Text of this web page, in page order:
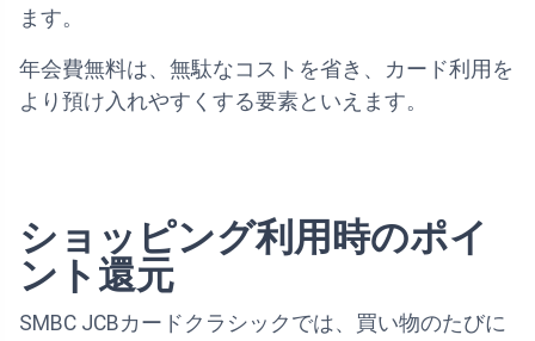
ます。
年会費無料は、無駄なコストを省き、カード利用を
より預け入れやすくする要素といえます。
ショッピング利用時のポイ
ント還元
SMBC JCBカードクラシックでは、買い物のたびに